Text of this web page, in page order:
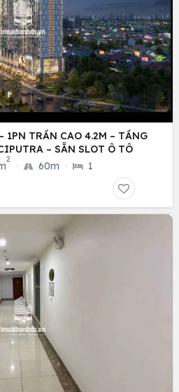
1PN TRẦN CAO 4.2M – TẦNG
– SẴN SLOT Ô TÔ
2
· 60m · 1